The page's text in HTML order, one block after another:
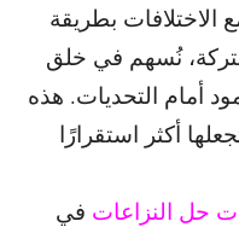
الاختلافات بطريقة
نُسهم في خلق
أمام التحديات. هذه
أكثر استقرارًا
حل النزاعات في